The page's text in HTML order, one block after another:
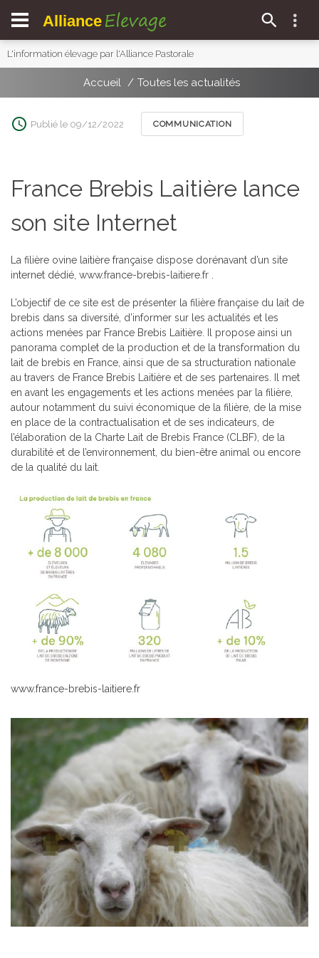
Alliance Elevage
L'information élevage par l'Alliance Pastorale
Accueil Toutes les actualités
Publié le 09/12/2022 COMMUNICATION
France Brebis Laitière lance
son site Internet
La filière ovine laitière française dispose dorénavant d’un site
internet dédié, www.france-brebis-laitiere.fr
L’objectif de ce site est de présenter la filière française du lait de
brebis dans sa diversité, d’informer sur les actualités et les
actions menées par France Brebis Laitière. Il propose ainsi un
panorama complet de la production et de la transformation du
lait de brebis en France, ainsi que de sa structuration nationale
au travers de France Brebis Laitière et de ses partenaires. Il met
en avant les engagements et les actions menées par la filière,
autour notamment du suivi économique de la filière, de la mise
en place de la contractualisation et de ses indicateurs, de
l’élaboration de la Charte Lait de Brebis France (CLBF), de la
durabilité et de l’environnement, du bien-être animal ou encore
de la qualité du lait.
www.france-brebis-laitiere.fr